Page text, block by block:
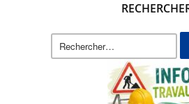
Rechercher :